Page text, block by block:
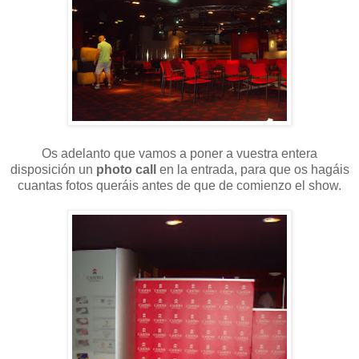
Os adelanto que vamos a poner a vuestra entera
disposición un photo call en la entrada, para que os hagáis
cuantas fotos queráis antes de que de comienzo el show.